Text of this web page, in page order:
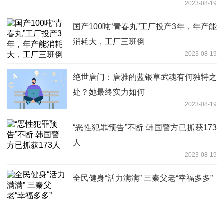
2023-08-19
国产100吨“青春丸”工厂投产3年，年产能
消耗大，工厂三班倒
2023-08-19
绝世唐门：唐雅的蓝银草武魂有何独特之
处？她最终实力如何
2023-08-19
“恶性犯罪预告”不断 韩国警方已抓获173
人
2023-08-19
全民健身“活力满满” 三秦父老“幸福多多”